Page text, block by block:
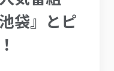
袋』とピ